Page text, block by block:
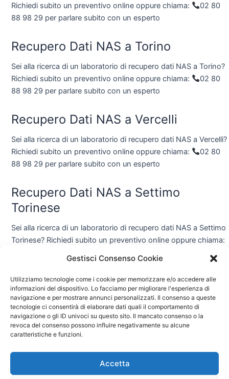
Gestisci Consenso Cookie
Utilizziamo tecnologie come i cookie per memorizzare e/o accedere alle
informazioni del dispositivo. Lo facciamo per migliorare l'esperienza di
navigazione e per mostrare annunci personalizzati. Il consenso a queste
tecnologie ci consentirà di elaborare dati quali il comportamento di
navigazione o gli ID univoci su questo sito. Il mancato consenso o la
revoca del consenso possono influire negativamente su alcune
caratteristiche e funzioni.
Accetta
Richiedi subito un preventivo online oppure chiama:
02 80
88 98 29 per parlare subito con un esperto
Recupero Dati NAS a Torino
Sei alla ricerca di un laboratorio di recupero dati NAS a Torino?
Richiedi subito un preventivo online oppure chiama:
02 80
88 98 29 per parlare subito con un esperto
Recupero Dati NAS a Vercelli
Sei alla ricerca di un laboratorio di recupero dati NAS a Vercelli?
Richiedi subito un preventivo online oppure chiama:
02 80
88 98 29 per parlare subito con un esperto
Recupero Dati NAS a Settimo
Torinese
Sei alla ricerca di un laboratorio di recupero dati NAS a Settimo
Torinese? Richiedi subito un preventivo online oppure chiama:
Recupero Dati NAS a Nichelino
Sei alla ricerca di un laboratorio di recupero dati NAS a
Nichelino? Richiedi subito un preventivo online oppure chiama:
02 80 88 98 29 per parlare subito con un esperto
© 2026 Recupero Dati NAS - P.IVA: 03054500990
Privacy policy|Cookie Policy